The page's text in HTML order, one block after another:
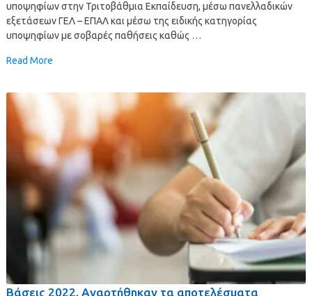
υποψηφίων στην Τριτοβάθμια Εκπαίδευση, μέσω πανελλαδικών
εξετάσεων ΓΕΛ – ΕΠΑΛ και μέσω της ειδικής κατηγορίας
υποψηφίων με σοβαρές παθήσεις καθώς …
Read More
Βάσεις 2022. Αναρτήθηκαν τα αποτελέσματα